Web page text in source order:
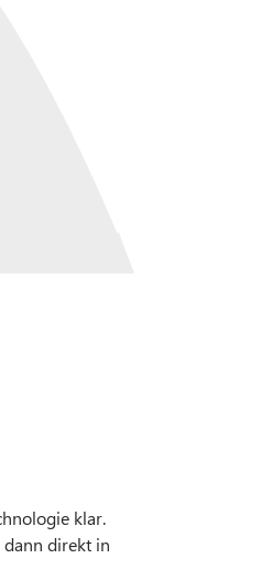
klar.
dann direkt in